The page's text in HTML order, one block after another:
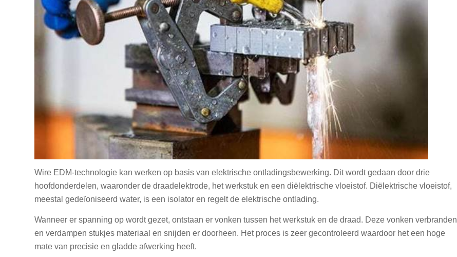
Wire EDM-technologie kan werken op basis van elektrische ontladingsbewerking. Dit wordt gedaan door drie
hoofdonderdelen, waaronder de draadelektrode, het werkstuk en een diëlektrische vloeistof. Diëlektrische vloeistof,
meestal gedeïoniseerd water, is een isolator en regelt de elektrische ontlading.
Wanneer er spanning op wordt gezet, ontstaan er vonken tussen het werkstuk en de draad. Deze vonken verbranden
en verdampen stukjes materiaal en snijden er doorheen. Het proces is zeer gecontroleerd waardoor het een hoge
mate van precisie en gladde afwerking heeft.